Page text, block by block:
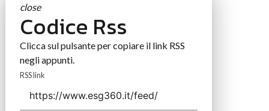
close
Codice Rss
Clicca sul pulsante per copiare il link RSS
negli appunti.
RSS link